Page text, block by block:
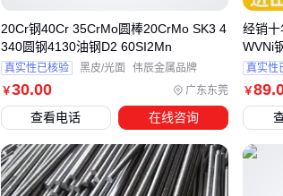
区域可能成为高温环境下的薄
——不足会导致冷裂纹，过高又
热处理系统同样需要针对性适配
连续式网带炉
更适合批量处
性
真空炉则适用于要求无氧化的
局部热处理时需配合耐高温涂料
￥30.00 广东东莞
20Cr钢40Cr 35CrMo圆棒20CrMo SK3 4
340圆钢4130油钢D2 60SI2Mn
真实性已核验 黑皮/光面 伟辰金属品牌
查看电话 在线咨询
￥89
经销
WVNi
真实性